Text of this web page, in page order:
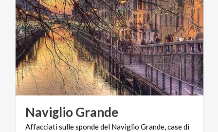
NaviglioGrande
Affacciati sulle sponde del Naviglio Grande, case di